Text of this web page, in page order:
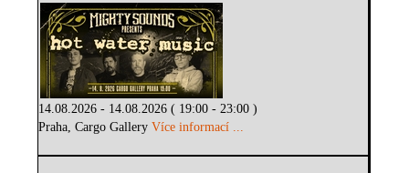
14.08.2026 - 14.08.2026 ( 19:00 - 23:00 )
Praha, Cargo GalleryVíce informací ...